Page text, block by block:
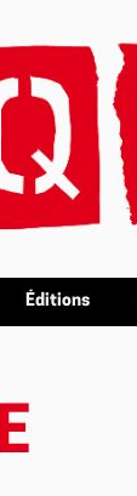
Éditions